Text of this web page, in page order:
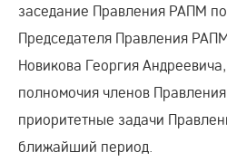
заседание Правления РАПМ
Председателя Правления
Новикова Георгия
полномочия членов
приоритетные задачи
ближайший период.